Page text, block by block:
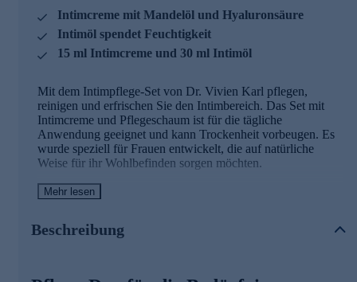
Intimcreme mit Mandelöl und Hyaluronsäure
Intimöl spendet Feuchtigkeit
15 ml Intimcreme und 30 ml Intimöl
Mit dem Intimpflege-Set von Dr. Vivien Karl pflegen,
reinigen und erfrischen Sie den Intimbereich. Das Set mit
Intimcreme und Pflegeschaum ist für die tägliche
Anwendung geeignet und kann Trockenheit vorbeugen. Es
wurde speziell für Frauen entwickelt, die auf natürliche
Weise für ihr Wohlbefinden sorgen möchten.
Mini-Intimcreme 01 perfekt für unterwegs
Die Intimcreme 01 von Dr. Vivien Karl pflegt sanft und
sicher. Sie ist insbesondere bei Intimtrockenheit oder zur
Mehr lesen
Beschreibung